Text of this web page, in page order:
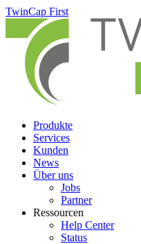
Skip
main
content
TwinCap First
Produkte
Services
Kunden
News
Über uns
Jobs
Partner
Ressourcen
Help Center
Status